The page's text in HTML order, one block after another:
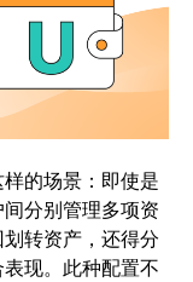
的场景：即使是
分别管理多项资
转资产，还得分
现。此种配置不